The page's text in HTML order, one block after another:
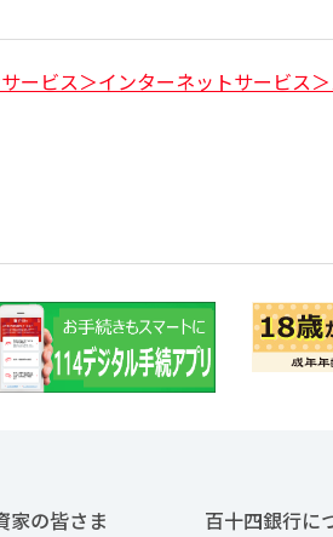
ービス＞インターネットサービス
家の皆さま 百十四銀行に